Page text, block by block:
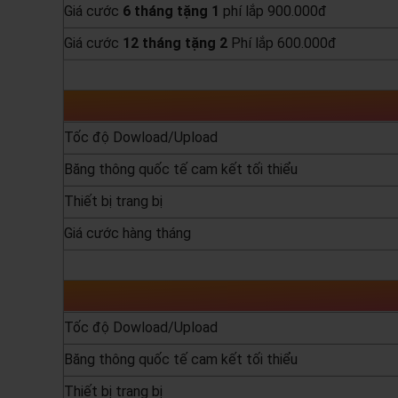
Giá cước 6 tháng tặng 1 phí lắp 900.000đ
Giá cước 12 tháng tặng 2 Phí lắp 600.000đ
Tốc độ Dowload/Upload
Băng thông quốc tế cam kết tối thiểu
Thiết bị trang bị
Giá cước hàng tháng
Tốc độ Dowload/Upload
Băng thông quốc tế cam kết tối thiểu
Thiết bị trang bị